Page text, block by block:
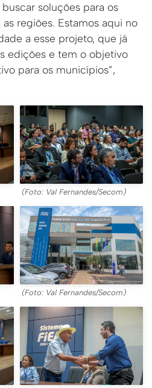
soluções para os
regiões. Estamos aqui no
a esse projeto, que já
edições e tem o objetivo
para os municípios”,
(Foto: Val Fernandes/Secom)
(Foto: Val Fernandes/Secom)